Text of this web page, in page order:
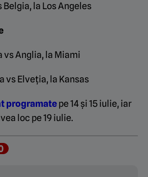
Belgia, la Los Angeles
Anglia, la Miami
vs Elveția, la Kansas
programatepe 14 și 15 iulie, iar
loc pe 19 iulie.